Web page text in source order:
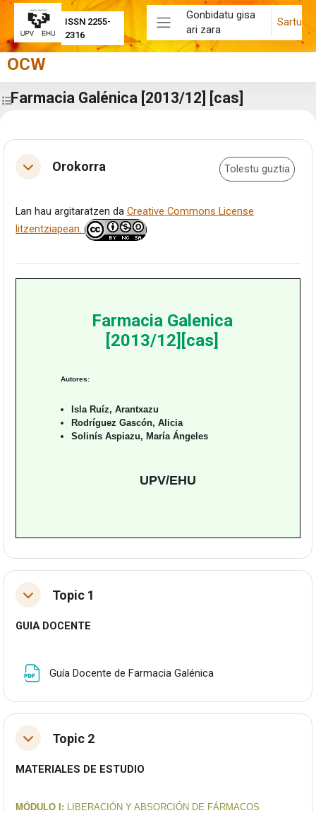
ISSN 2255-
2316
Alboko panela
Gonbidatu gisa
ari zara
Sartu
Joan eduki nagusira zuzenean
OCW
Zabaldu ikastaroaren aurkibidea
Farmacia Galénica [2013/12] [cas]
Eduki-bloke nagusiak
Atalaren laburpena
TolestuOrokorra Tolestu guztia
Lan hau argitaratzen da Creative Commons License
litzentziapean.
Farmacia Galenica
[2013/12][cas]
Autores:
Isla Ruíz, Arantxazu
Rodríguez Gascón, Alicia
Solinís Aspiazu, María Ángeles
UPV/EHU
TolestuTopic 1
GUIA DOCENTE
Guía Docente de Farmacia Galénica
TolestuTopic 2
MATERIALES DE ESTUDIO
MÓDULO I: LIBERACIÓN Y ABSORCIÓN DE FÁRMACOS